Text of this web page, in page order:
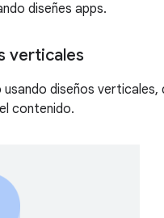
diseñes apps.
verticales
diseños
contenido.